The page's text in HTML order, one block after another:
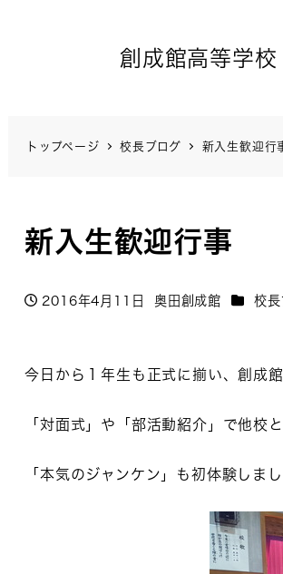
創成館高等学校
トップページ 校長ブログ 新入生歓迎行
新入生歓迎行事
投稿日
2016年4月11日
著
奥田創成館 カテゴ
校長
今日から１年生も正式に揃い、創成
「対面式」や「部活動紹介」で他校
「本気のジャンケン」も初体験しま